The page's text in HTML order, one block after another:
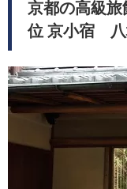
京都の高級旅
位 京小宿